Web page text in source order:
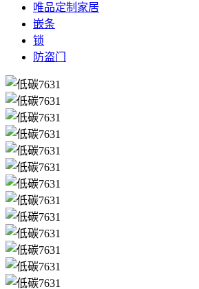
唯品定制家居
嵌条
锁
防盗门